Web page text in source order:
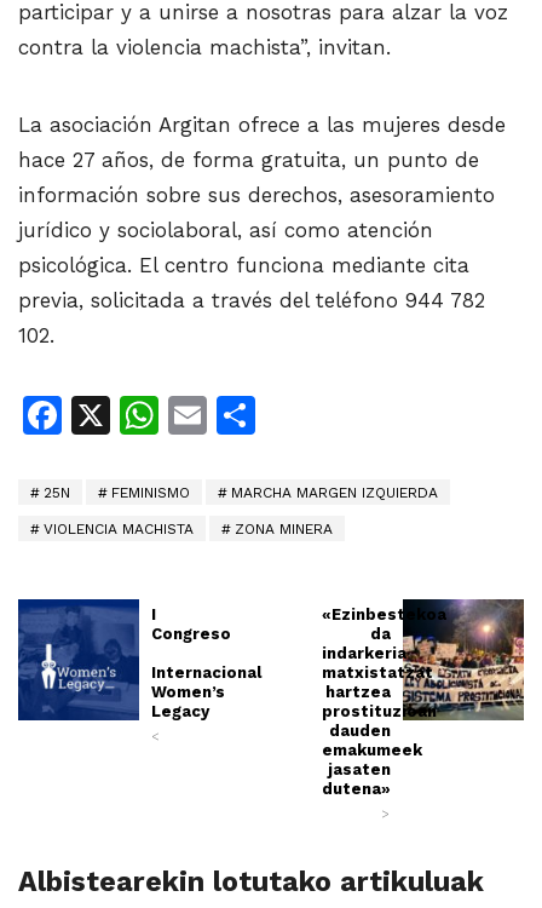
participar y a unirse a nosotras para alzar la voz
contra la violencia machista”, invitan.
La asociación Argitan ofrece a las mujeres desde
hace 27 años, de forma gratuita, un punto de
información sobre sus derechos, asesoramiento
jurídico y sociolaboral, así como atención
psicológica. El centro funciona mediante cita
previa, solicitada a través del teléfono 944 782
102.
Facebook
X WhatsApp
Email
25N FEMINISMO MARCHA MARGEN IZQUIERDA
VIOLENCIA MACHISTA ZONA MINERA
I
Congreso
Internacional
Women’s
Legacy
<
«Ezinbestekoa
da
indarkeria
matxistatzat
hartzea
prostituzioan
dauden
emakumeek
jasaten
dutena»
>
Albistearekin lotutako artikuluak